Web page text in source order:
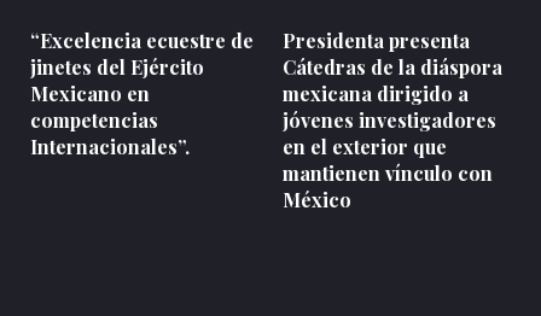
“Excelencia ecuestre de
jinetes del Ejército
Mexicano en
competencias
Internacionales”.
Presidenta presenta
Cátedras de la diáspora
mexicana dirigido a
jóvenes investigadores
en el exterior que
mantienen vínculo con
México